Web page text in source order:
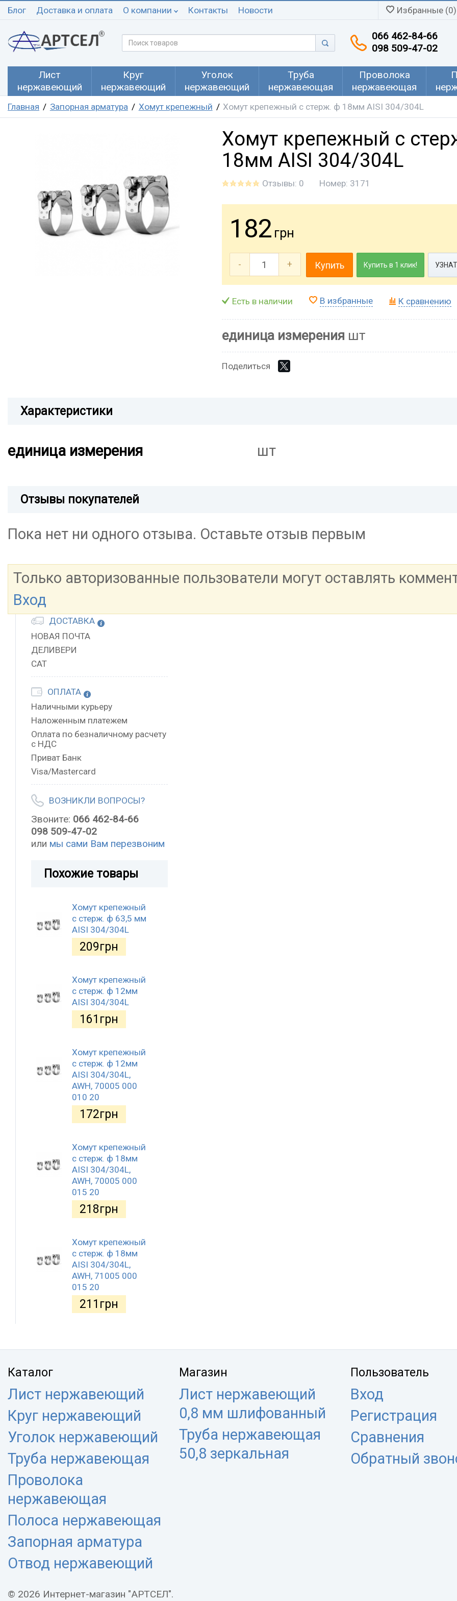
Блог Доставка и оплата О компании Контакты Новости Избранные (0)
066 462-84-66
098 509-47-02
Лист
нержавеющий
Круг
нержавеющий
Уголок
нержавеющий
Труба
нержавеющая
Проволока
нержавеющая
Главная Запорная арматура Хомут крепежный Хомут крепежный с стерж. ф 18мм AISI 304/304L
Хомут крепежный с
18мм AISI 304/304L
Отзывы: 0 Номер: 3171
182 грн
- + Купить Купить в 1 клик!
Есть в наличии В избранные К сравнению
единица измерения шт
Поделиться
Характеристики
единица измерения шт
Отзывы покупателей
Пока нет ни одного отзыва. Оставьте отзыв первым
Только авторизованные пользователи могут оставлять
Вход
ДОСТАВКА
НОВАЯ ПОЧТА
ДЕЛИВЕРИ
САТ
ОПЛАТА
Наличными курьеру
Наложенным платежем
Оплата по безналичному расчету
с НДС
Приват Банк
Visa/Mastercard
ВОЗНИКЛИ ВОПРОСЫ?
Звоните: 066 462-84-66
098 509-47-02
или мы сами Вам перезвоним
Похожие товары
Хомут крепежный
с стерж. ф 63,5 мм
AISI 304/304L
209грн
Хомут крепежный
с стерж. ф 12мм
AISI 304/304L
161 грн
Хомут крепежный
с стерж. ф 12мм
AISI 304/304L,
AWH, 70005 000
010 20
172грн
Хомут крепежный
с стерж. ф 18мм
AISI 304/304L,
AWH, 70005 000
015 20
218грн
Хомут крепежный
с стерж. ф 18мм
AISI 304/304L,
AWH, 71005 000
015 20
211 грн
Каталог
Лист нержавеющий
Круг нержавеющий
Уголок нержавеющий
Труба нержавеющая
Проволока
нержавеющая
Полоса нержавеющая
Запорная арматура
Отвод нержавеющий
Магазин
Лист нержавеющий
0,8 мм шлифованный
Труба нержавеющая
50,8 зеркальная
Пользователь
Вход
Регистрация
Сравнения
Обратный
© 2026 Интернет-магазин "АРТСЕЛ".